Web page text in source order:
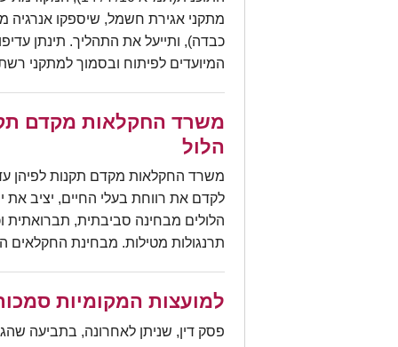
מתקני אגירת חשמל, שיספקו אנרגיה
כבדה), ותייעל את התהליך. תינתן
המיועדים לפיתוח ובסמוך למתקני
משרד החקלאות מקדם
הלול
לקדם את רווחת בעלי החיים, יציב
הלולים מבחינה סביבתית, תברואתית
תרנגולות מטילות. מבחינת החקלאים
למועצות המקומיות
פסק דין, שניתן לאחרונה, בתביעה